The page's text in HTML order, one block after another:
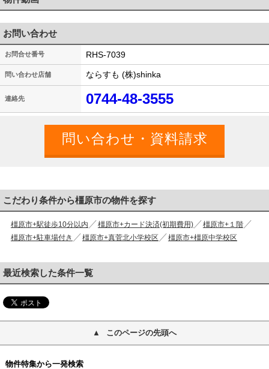
お問い合わせ
お問合せ番号 RHS-7039
問い合わせ店舗 ならすも (株)shinka
連絡先 0744-48-3555
こだわり条件から橿原市の物件を探す
橿原市+駅徒歩10分以内 橿原市+カード決済(初期費用)
橿原市+１階
橿原市+駐車場付き
橿原市+真菅北小学校区 橿原市+橿原中学校区
最近検索した条件一覧
このページの先頭へ
物件特集から一発検索